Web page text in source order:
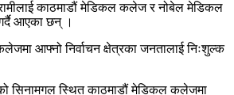
काठमाडौं मेडिकल कलेज र नोबेल मेडिकल
आएका छन् ।
आफ्नो निर्वाचन क्षेत्रका जनतालाई निःशुल्क
सिनामगल स्थित काठमाडौं मेडिकल कलेजमा